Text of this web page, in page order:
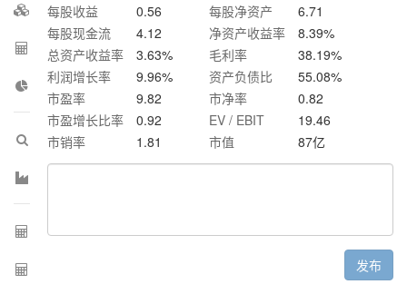
每股收益
0.56 每股净资产
6.71
每股现金流
4.12 净资产收益率 8.39%
总资产收益率
3.63% 毛利率 38.19%
利润增长率
9.96% 资产负债比 55.08%
市盈率
9.82 市净率
0.82
市盈增长比率
0.92 EV / EBIT
19.46
市销率
1.81 市值 87亿
发布